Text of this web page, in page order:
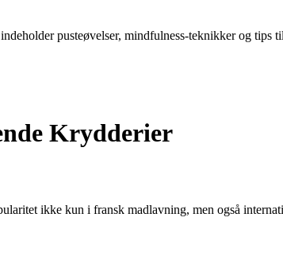
pusteøvelser, mindfulness-teknikker og tips
Krydderier
ikke kun i fransk madlavning, men også